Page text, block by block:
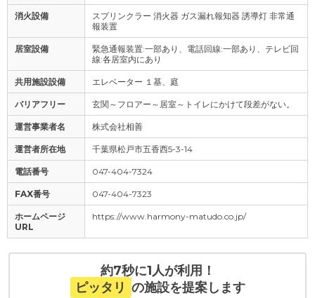
消火設備
スプリンクラー 消火器 ガス漏れ報知器 誘導灯 非常通
報装置
居室設備
緊急通報装置:一部あり、電話回線:一部あり、テレビ回
線:各居室内にあり
共用施設設備 エレベーター １基、庭
バリアフリー 玄関～フロアー～居室～トイレにかけて段差がない。
運営事業者名 株式会社相善
運営者所在地 千葉県松戸市五香西5-3-14
電話番号 047-404-7324
FAX番号 047-404-7323
ホームページ
URL
https://www.harmony-matudo.co.jp/
約7秒に1人が利用！
ピッタリ の施設を提案します